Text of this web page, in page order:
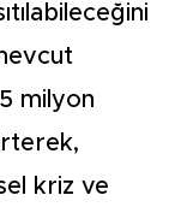
milyon
kriz ve